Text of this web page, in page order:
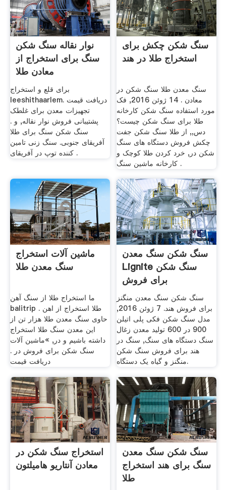
نوار نقاله سنگ شکن
سنگ برای استخراج از
معادن طلا
برای قلع و استخراج
leeshithaarlem. دریافت قیمت
تجهیزات معدن برای غلطک
پشتیبانی فروش نوار نقاله, و .
سنگ شکن سنگ برای طلا
آفریقای جنوبی. سنگ زنی تامین
کننده توپ در آفریقای .
سنگ شکن چکش برای
استخراج طلا در هند
سنگ معدن طلا سنگ شکن در
معادن . 14 ژوئن 2016, فک
مورد استفاده سنگ شکن کارخانه
طلا برای سنگ شکن چیست؟
دس,, از طلا سنگ شکن جفت
چکش فروش دستگاه های سنگ
شکن در, خرد کردن طلا کوچک و
کارخانه ماشین سنگ .
ماشین آلات استخراج
سنگ معدن طلا
ما استخراج طلا از سنگ آهن
balitrip . طلا استخراج از اهن
حاوی سنگ معدن طلا هزار تن از
این معدن سنگ طلا استخراج
داشته باشیم و در, »ماشین آلات
سنگ شکن برای فروش در .
دریافت قیمت
سنگ شکن سنگ معدن
Lignite سنگ شکن
برای فروش
سنگ شکن سنگ معدن منگنز
برای فروش هند. 7 ژوئن 2016,
مدل سنگ شکن فکی پلی اتیلن
900 در 600 تولید معدن زغال
سنگ دستگاه های سنگ, سنگ در
هند برای فروش سنگ شکن
منگنز و گیاه یک دستگاه.
استخراج سنگ شکن در
معادن آنتاریو هامیلتون
سنگ شکن سنگ معدن
سنگ برای هند استخراج
طلا